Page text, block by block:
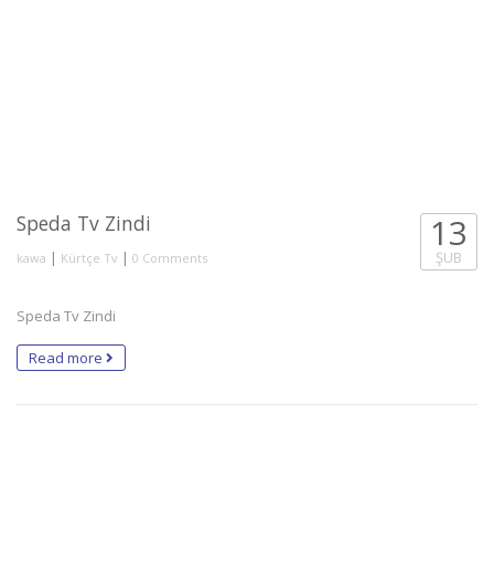
Speda Tv Zindi
kawa | Kürtçe Tv | 0 Comments
13
ŞUB
Speda Tv Zindi
Read more